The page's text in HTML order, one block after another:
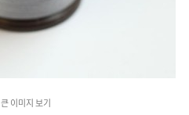
큰 이미지 보기